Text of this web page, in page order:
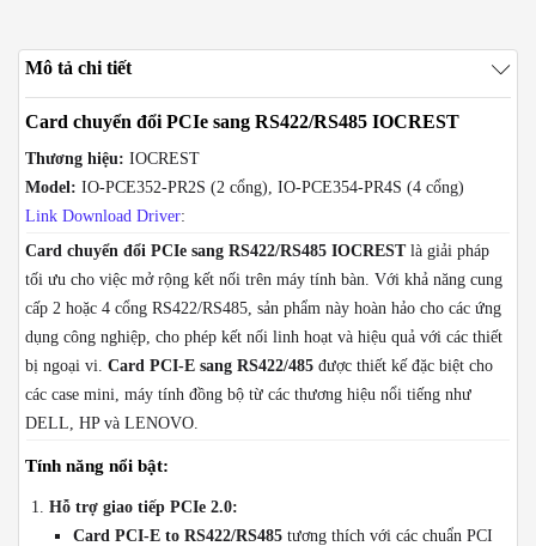
(
IO-
PR2S/
IO-
PCE354-
PR4S)
số
lượng
Mô tả chi tiết
Card chuyển đổi PCIe sang RS422/RS485 IOCREST
Thương hiệu: IOCREST
Model: IO-PCE352-PR2S (2 cổng), IO-PCE354-PR4S (4 cổng)
Link Download Driver:
Card chuyển đổi PCIe sang RS422/RS485 IOCRESTlà giải pháp
tối ưu cho việc mở rộng kết nối trên máy tính bàn. Với khả năng cung
cấp 2 hoặc 4 cổng RS422/RS485, sản phẩm này hoàn hảo cho các ứng
dụng công nghiệp, cho phép kết nối linh hoạt và hiệu quả với các thiết
bị ngoại vi. Card PCI-E sang RS422/485 được thiết kế đặc biệt cho
các case mini, máy tính đồng bộ từ các thương hiệu nổi tiếng như
DELL, HP và LENOVO.
Tính năng nổi bật:
Hỗ trợ giao tiếp PCIe 2.0:
Card PCI-E to RS422/RS485 tương thích với các chuẩn PCI